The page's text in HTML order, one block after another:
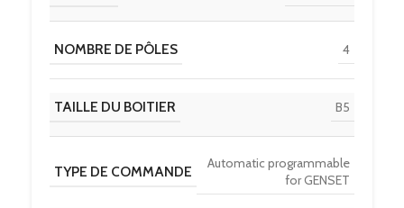
NOMBRE DE PÔLES 4
TAILLE DU BOITIER B5
TYPE DE COMMANDE
Automatic programmable
for GENSET